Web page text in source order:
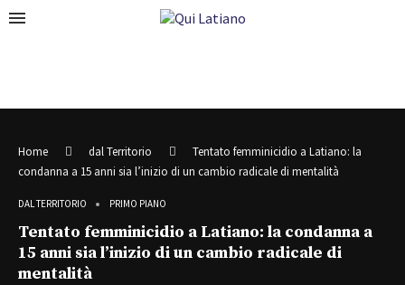
Home dal Territorio
Tentato femminicidio a Latiano: la
condanna a 15 anni sia l’inizio di un cambio radicale di mentalità
DAL TERRITORIO PRIMO PIANO
Tentato femminicidio a Latiano: la condanna a
15 anni sia l’inizio di un cambio radicale di
mentalità